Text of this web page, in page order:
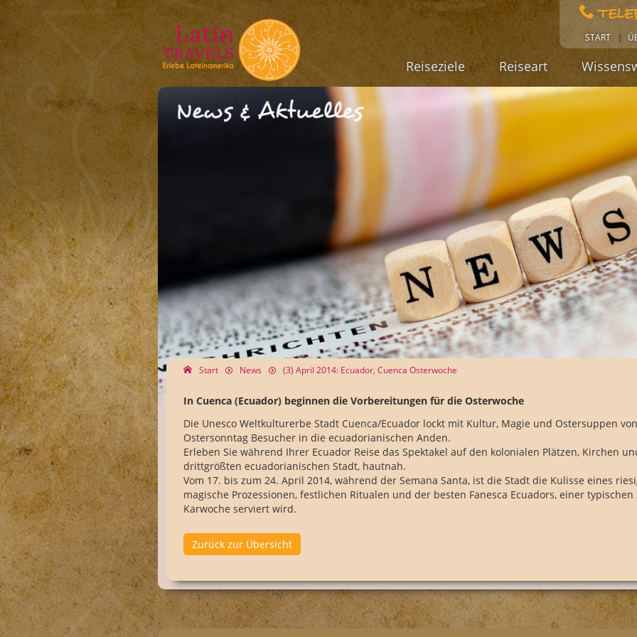
START
Reiseziele Reiseart
Start News (3) April 2014: Ecuador, Cuenca Osterwoche
In Cuenca (Ecuador) beginnen die Vorbereitungen für die Osterwoche
Die Unesco Weltkulturerbe Stadt Cuenca/Ecuador lockt mit Kultur, Magie und Ostersuppen
Ostersonntag Besucher in die ecuadorianischen Anden.
Erleben Sie während Ihrer Ecuador Reise das Spektakel auf den kolonialen Plätzen, Kirchen
drittgrößten ecuadorianischen Stadt, hautnah.
Vom 17. bis zum 24. April 2014, während der Semana Santa, ist die Stadt die Kulisse eines
magische Prozessionen, festlichen Ritualen und der besten Fanesca Ecuadors, einer
Karwoche serviert wird.
Zurück zur Übersicht